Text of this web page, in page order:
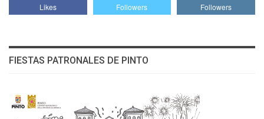
Likes Followers Followers
FIESTAS PATRONALES DE PINTO